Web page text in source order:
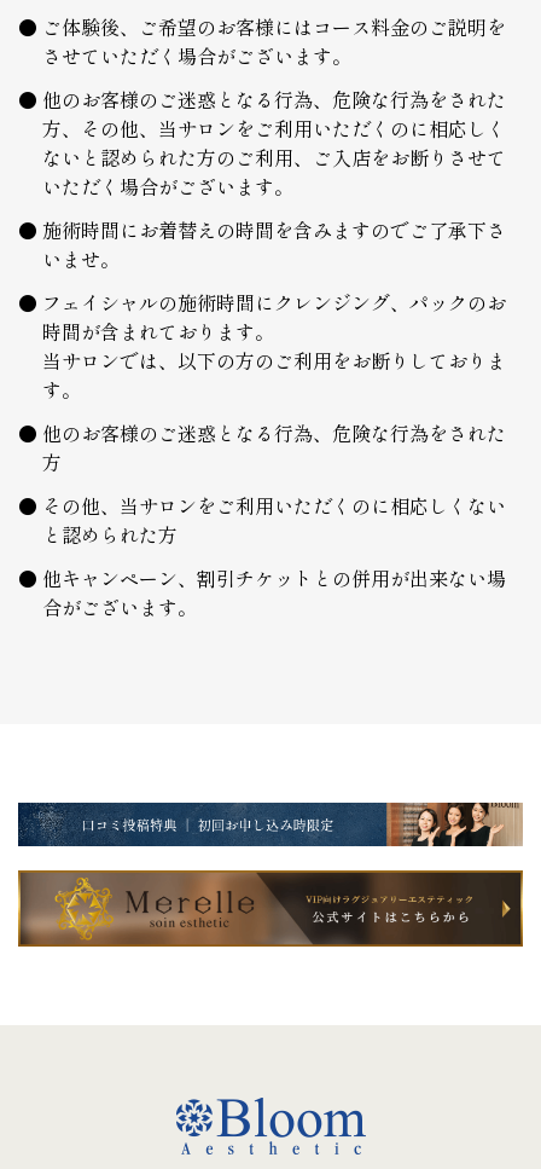
ご体験後、ご希望のお客様にはコース料金のご説明を
させていただく場合がございます。
他のお客様のご迷惑となる行為、危険な行為をされた
方、その他、当サロンをご利用いただくのに相応しく
ないと認められた方のご利用、ご入店をお断りさせて
いただく場合がございます。
施術時間にお着替えの時間を含みますのでご了承下さ
いませ。
フェイシャルの施術時間にクレンジング、パックのお
時間が含まれております。
当サロンでは、以下の方のご利用をお断りしておりま
す。
他のお客様のご迷惑となる行為、危険な行為をされた
方
その他、当サロンをご利用いただくのに相応しくない
と認められた方
他キャンペーン、割引チケットとの併用が出来ない場
合がございます。